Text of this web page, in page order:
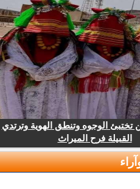
الوجوه وتنطق الهوية وترتدي
القبيلة فرح الميراث